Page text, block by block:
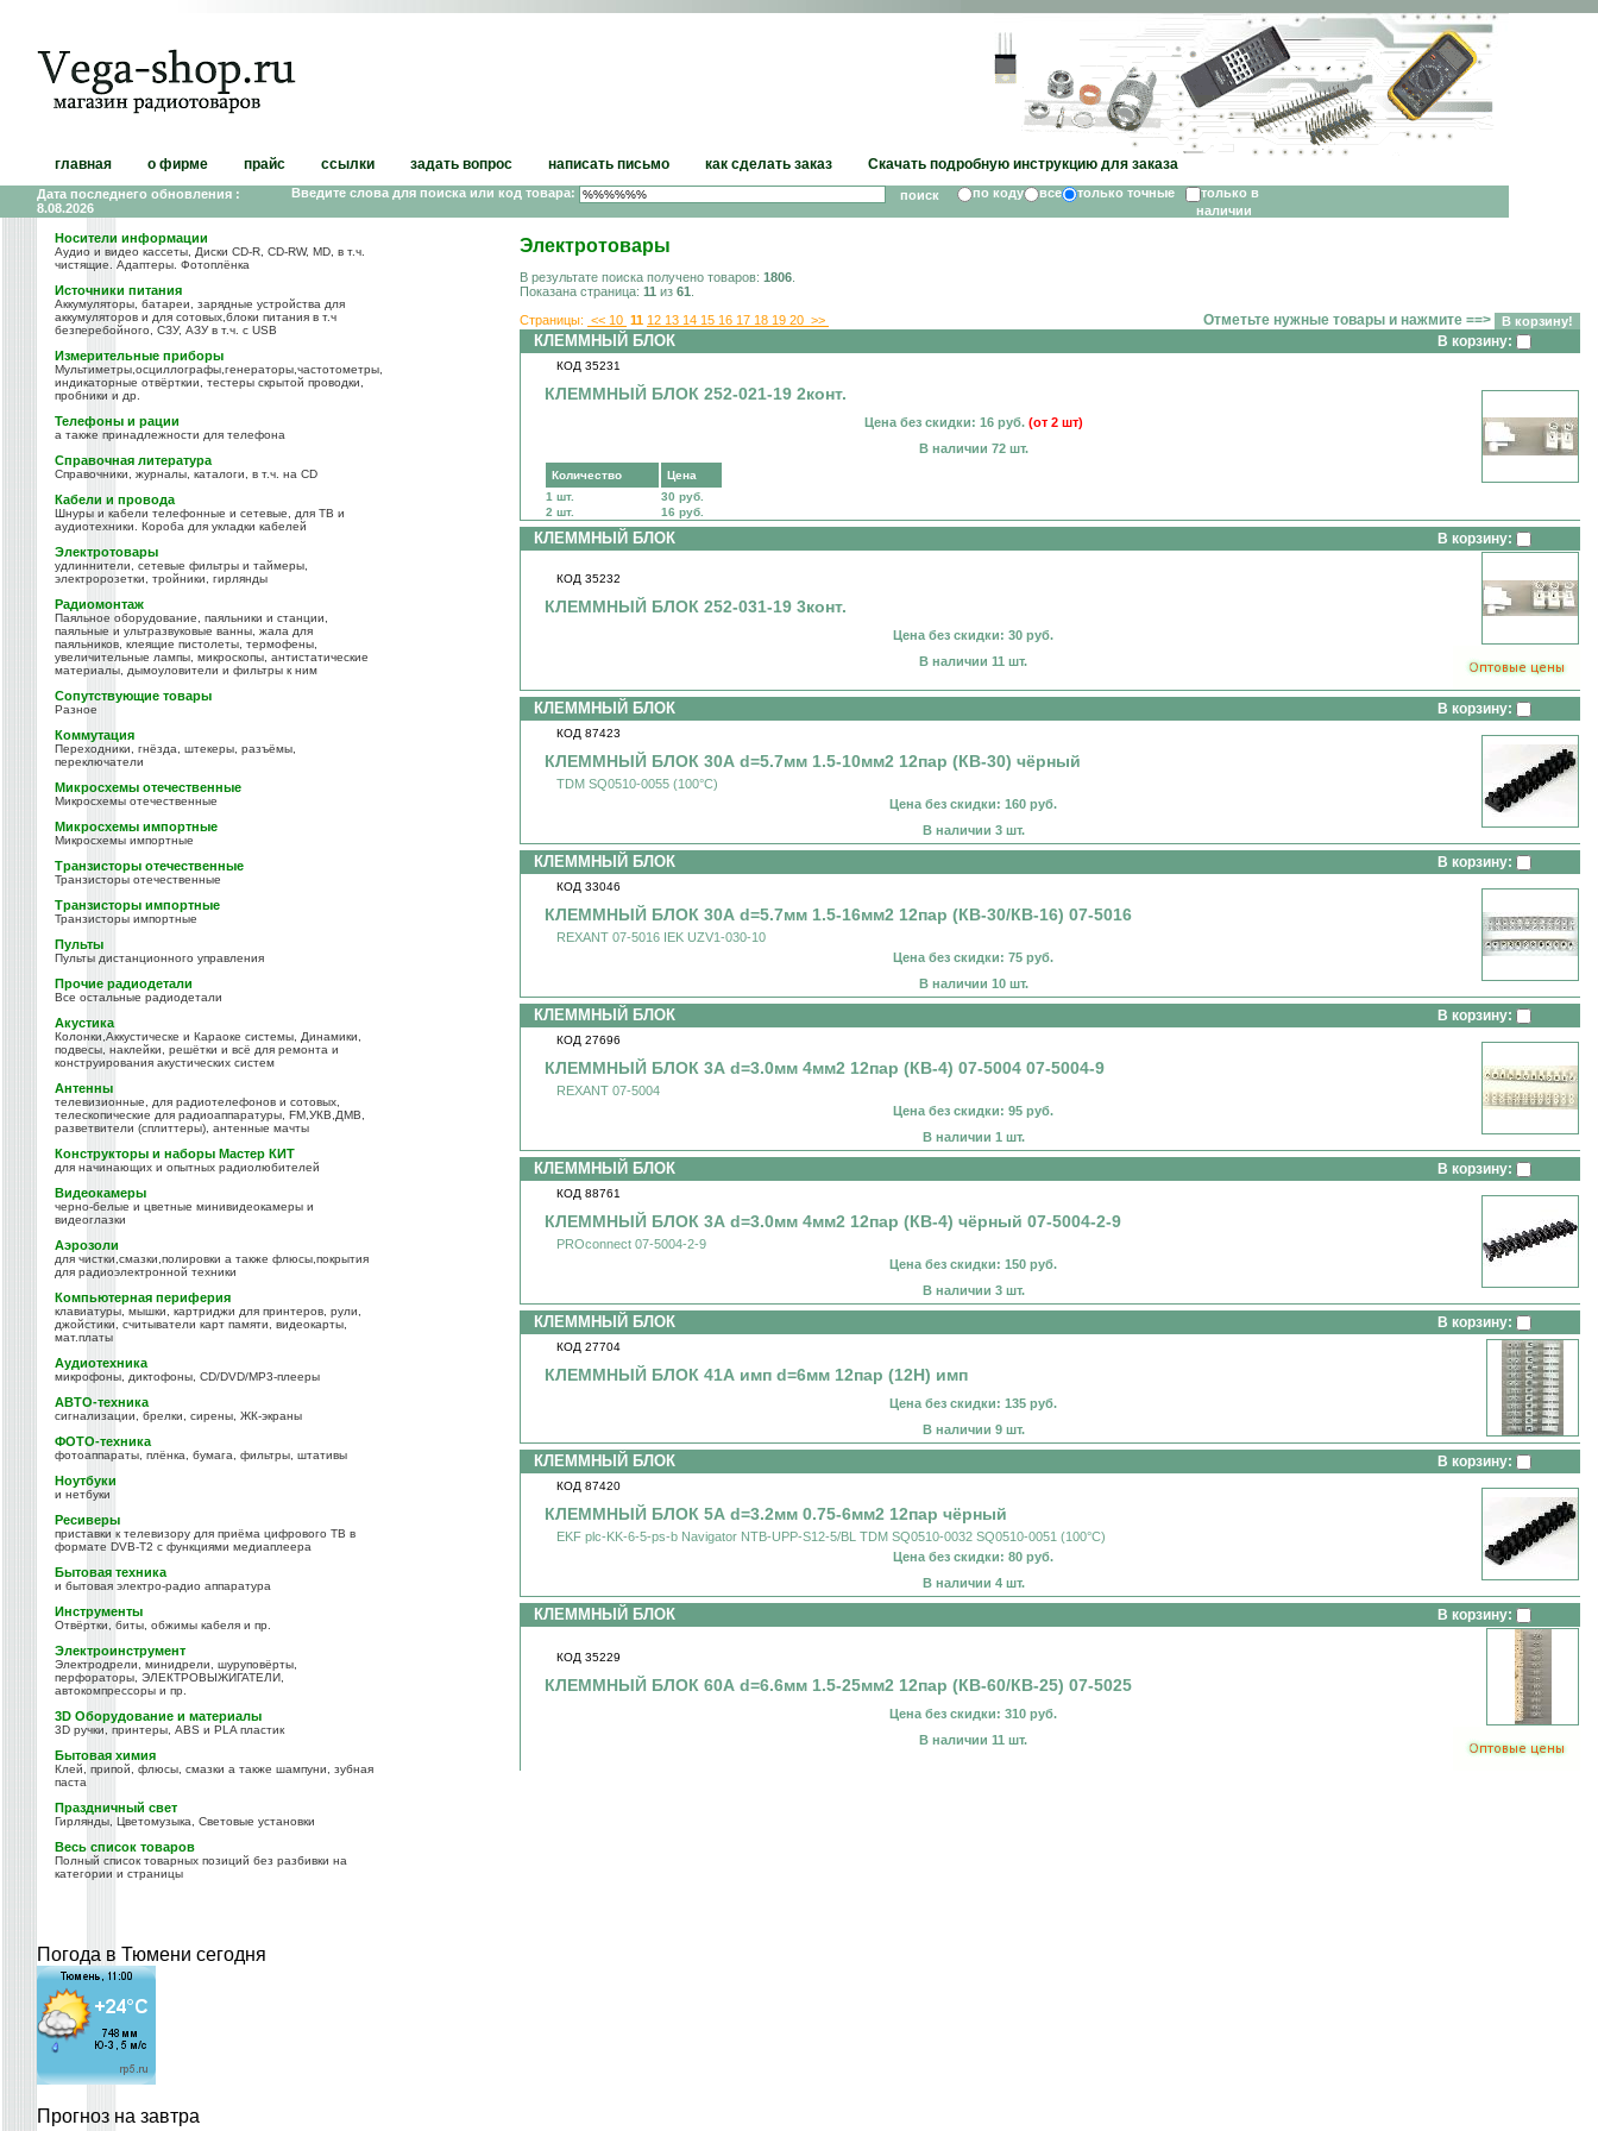
главная о фирме прайс ссылки задать вопрос написать письмо как сделать заказ Скачать подробную инструкцию для заказа
Дата последнего обновления :
8.08.2026
Введите слова для поиска или код товара: по коду все только точные
только в
наличии
Носители информации
Аудио и видео кассеты, Диски CD-R, CD-RW, MD, в т.ч.
чистящие. Адаптеры. Фотоплёнка
Источники питания
Аккумуляторы, батареи, зарядные устройства для
аккумуляторов и для сотовых,блоки питания в т.ч
безперебойного, СЗУ, АЗУ в т.ч. с USB
Измерительные приборы
Мультиметры,осциллографы,генераторы,частотометры,
индикаторные отвёрткии, тестеры скрытой проводки,
пробники и др.
Телефоны и рации
а также принадлежности для телефона
Справочная литература
Справочники, журналы, каталоги, в т.ч. на CD
Кабели и провода
Шнуры и кабели телефонные и сетевые, для ТВ и
аудиотехники. Короба для укладки кабелей
Электротовары
удлиннители, сетевые фильтры и таймеры,
электророзетки, тройники, гирлянды
Радиомонтаж
Паяльное оборудование, паяльники и станции,
паяльные и ультразвуковые ванны, жала для
паяльников, клеящие пистолеты, термофены,
увеличительные лампы, микроскопы, антистатические
материалы, дымоуловители и фильтры к ним
Сопутствующие товары
Разное
Коммутация
Переходники, гнёзда, штекеры, разъёмы,
переключатели
Микросхемы отечественные
Микросхемы отечественные
Микросхемы импортные
Микросхемы импортные
Транзисторы отечественные
Транзисторы отечественные
Транзисторы импортные
Транзисторы импортные
Пульты
Пульты дистанционного управления
Прочие радиодетали
Все остальные радиодетали
Акустика
Колонки,Аккустическе и Караоке системы, Динамики,
подвесы, наклейки, решётки и всё для ремонта и
конструирования акустических систем
Антенны
телевизионные, для радиотелефонов и сотовых,
телескопические для радиоаппаратуры, FM,УКВ,ДМВ,
разветвители (сплиттеры), антенные мачты
Конструкторы и наборы Мастер КИТ
для начинающих и опытных радиолюбителей
Видеокамеры
черно-белые и цветные минивидеокамеры и
видеоглазки
Аэрозоли
для чистки,смазки,полировки а также флюсы,покрытия
для радиоэлектронной техники
Компьютерная периферия
клавиатуры, мышки, картриджи для принтеров, рули,
джойстики, считыватели карт памяти, видеокарты,
мат.платы
Аудиотехника
микрофоны, диктофоны, CD/DVD/MP3-плееры
АВТО-техника
сигнализации, брелки, сирены, ЖК-экраны
ФОТО-техника
фотоаппараты, плёнка, бумага, фильтры, штативы
Ноутбуки
и нетбуки
Ресиверы
приставки к телевизору для приёма цифрового ТВ в
формате DVB-T2 с функциями медиаплеера
Бытовая техника
и бытовая электро-радио аппаратура
Инструменты
Отвёртки, биты, обжимы кабеля и пр.
Электроинструмент
Электродрели, минидрели, шуруповёрты,
перфораторы, ЭЛЕКТРОВЫЖИГАТЕЛИ,
автокомпрессоры и пр.
3D Оборудование и материалы
3D ручки, принтеры, ABS и PLA пластик
Бытовая химия
Клей, припой, флюсы, смазки а также шампуни, зубная
паста
Праздничный свет
Гирлянды, Цветомузыка, Световые установки
Весь список товаров
Полный список товарных позиций без разбивки на
категории и страницы
Погода в Тюмени сегодня
Прогноз на завтра
Электротовары
В результате поиска получено товаров: 1806
Показана страница: 11 из 61
Страницы: << 10 11 12 13 14 15 16 17 18 19 20 >> Отметьте нужные товары и нажмите ==>
КЛЕММНЫЙ БЛОК В корзину:
КОД 35231
КЛЕММНЫЙ БЛОК 252-021-19 2конт.
Цена без скидки: 16 руб. (от 2 шт)
В наличии 72 шт.
Количество
Цена
1 шт.
30 руб.
2 шт.
16 руб.
КЛЕММНЫЙ БЛОК В корзину:
КОД 35232
КЛЕММНЫЙ БЛОК 252-031-19 3конт.
Цена без скидки: 30 руб.
В наличии 11 шт.
КЛЕММНЫЙ БЛОК В корзину:
КОД 87423
КЛЕММНЫЙ БЛОК 30А d=5.7мм 1.5-10мм2 12пар (КВ-30) чёрный
TDM SQ0510-0055 (100°C)
Цена без скидки: 160 руб.
В наличии 3 шт.
КЛЕММНЫЙ БЛОК В корзину:
КОД 33046
КЛЕММНЫЙ БЛОК 30А d=5.7мм 1.5-16мм2 12пар (КВ-30/КВ-16) 07-5016
REXANT 07-5016 IEK UZV1-030-10
Цена без скидки: 75 руб.
В наличии 10 шт.
КЛЕММНЫЙ БЛОК В корзину:
КОД 27696
КЛЕММНЫЙ БЛОК 3А d=3.0мм 4мм2 12пар (КВ-4) 07-5004 07-5004-9
REXANT 07-5004
Цена без скидки: 95 руб.
В наличии 1 шт.
КЛЕММНЫЙ БЛОК В корзину:
КОД 88761
КЛЕММНЫЙ БЛОК 3А d=3.0мм 4мм2 12пар (КВ-4) чёрный 07-5004-2-9
PROconnect 07-5004-2-9
Цена без скидки: 150 руб.
В наличии 3 шт.
КЛЕММНЫЙ БЛОК В корзину:
КОД 27704
КЛЕММНЫЙ БЛОК 41А имп d=6мм 12пар (12H) имп
Цена без скидки: 135 руб.
В наличии 9 шт.
КЛЕММНЫЙ БЛОК В корзину:
КОД 87420
КЛЕММНЫЙ БЛОК 5А d=3.2мм 0.75-6мм2 12пар чёрный
EKF plc-KK-6-5-ps-b Navigator NTB-UPP-S12-5/BL TDM SQ0510-0032 SQ0510-0051 (100°C)
Цена без скидки: 80 руб.
В наличии 4 шт.
КЛЕММНЫЙ БЛОК В корзину:
КОД 35229
КЛЕММНЫЙ БЛОК 60А d=6.6мм 1.5-25мм2 12пар (КВ-60/КВ-25) 07-5025
Цена без скидки: 310 руб.
В наличии 11 шт.